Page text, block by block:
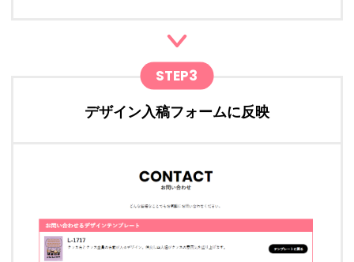
STEP3
デザイン入稿フォームに反映